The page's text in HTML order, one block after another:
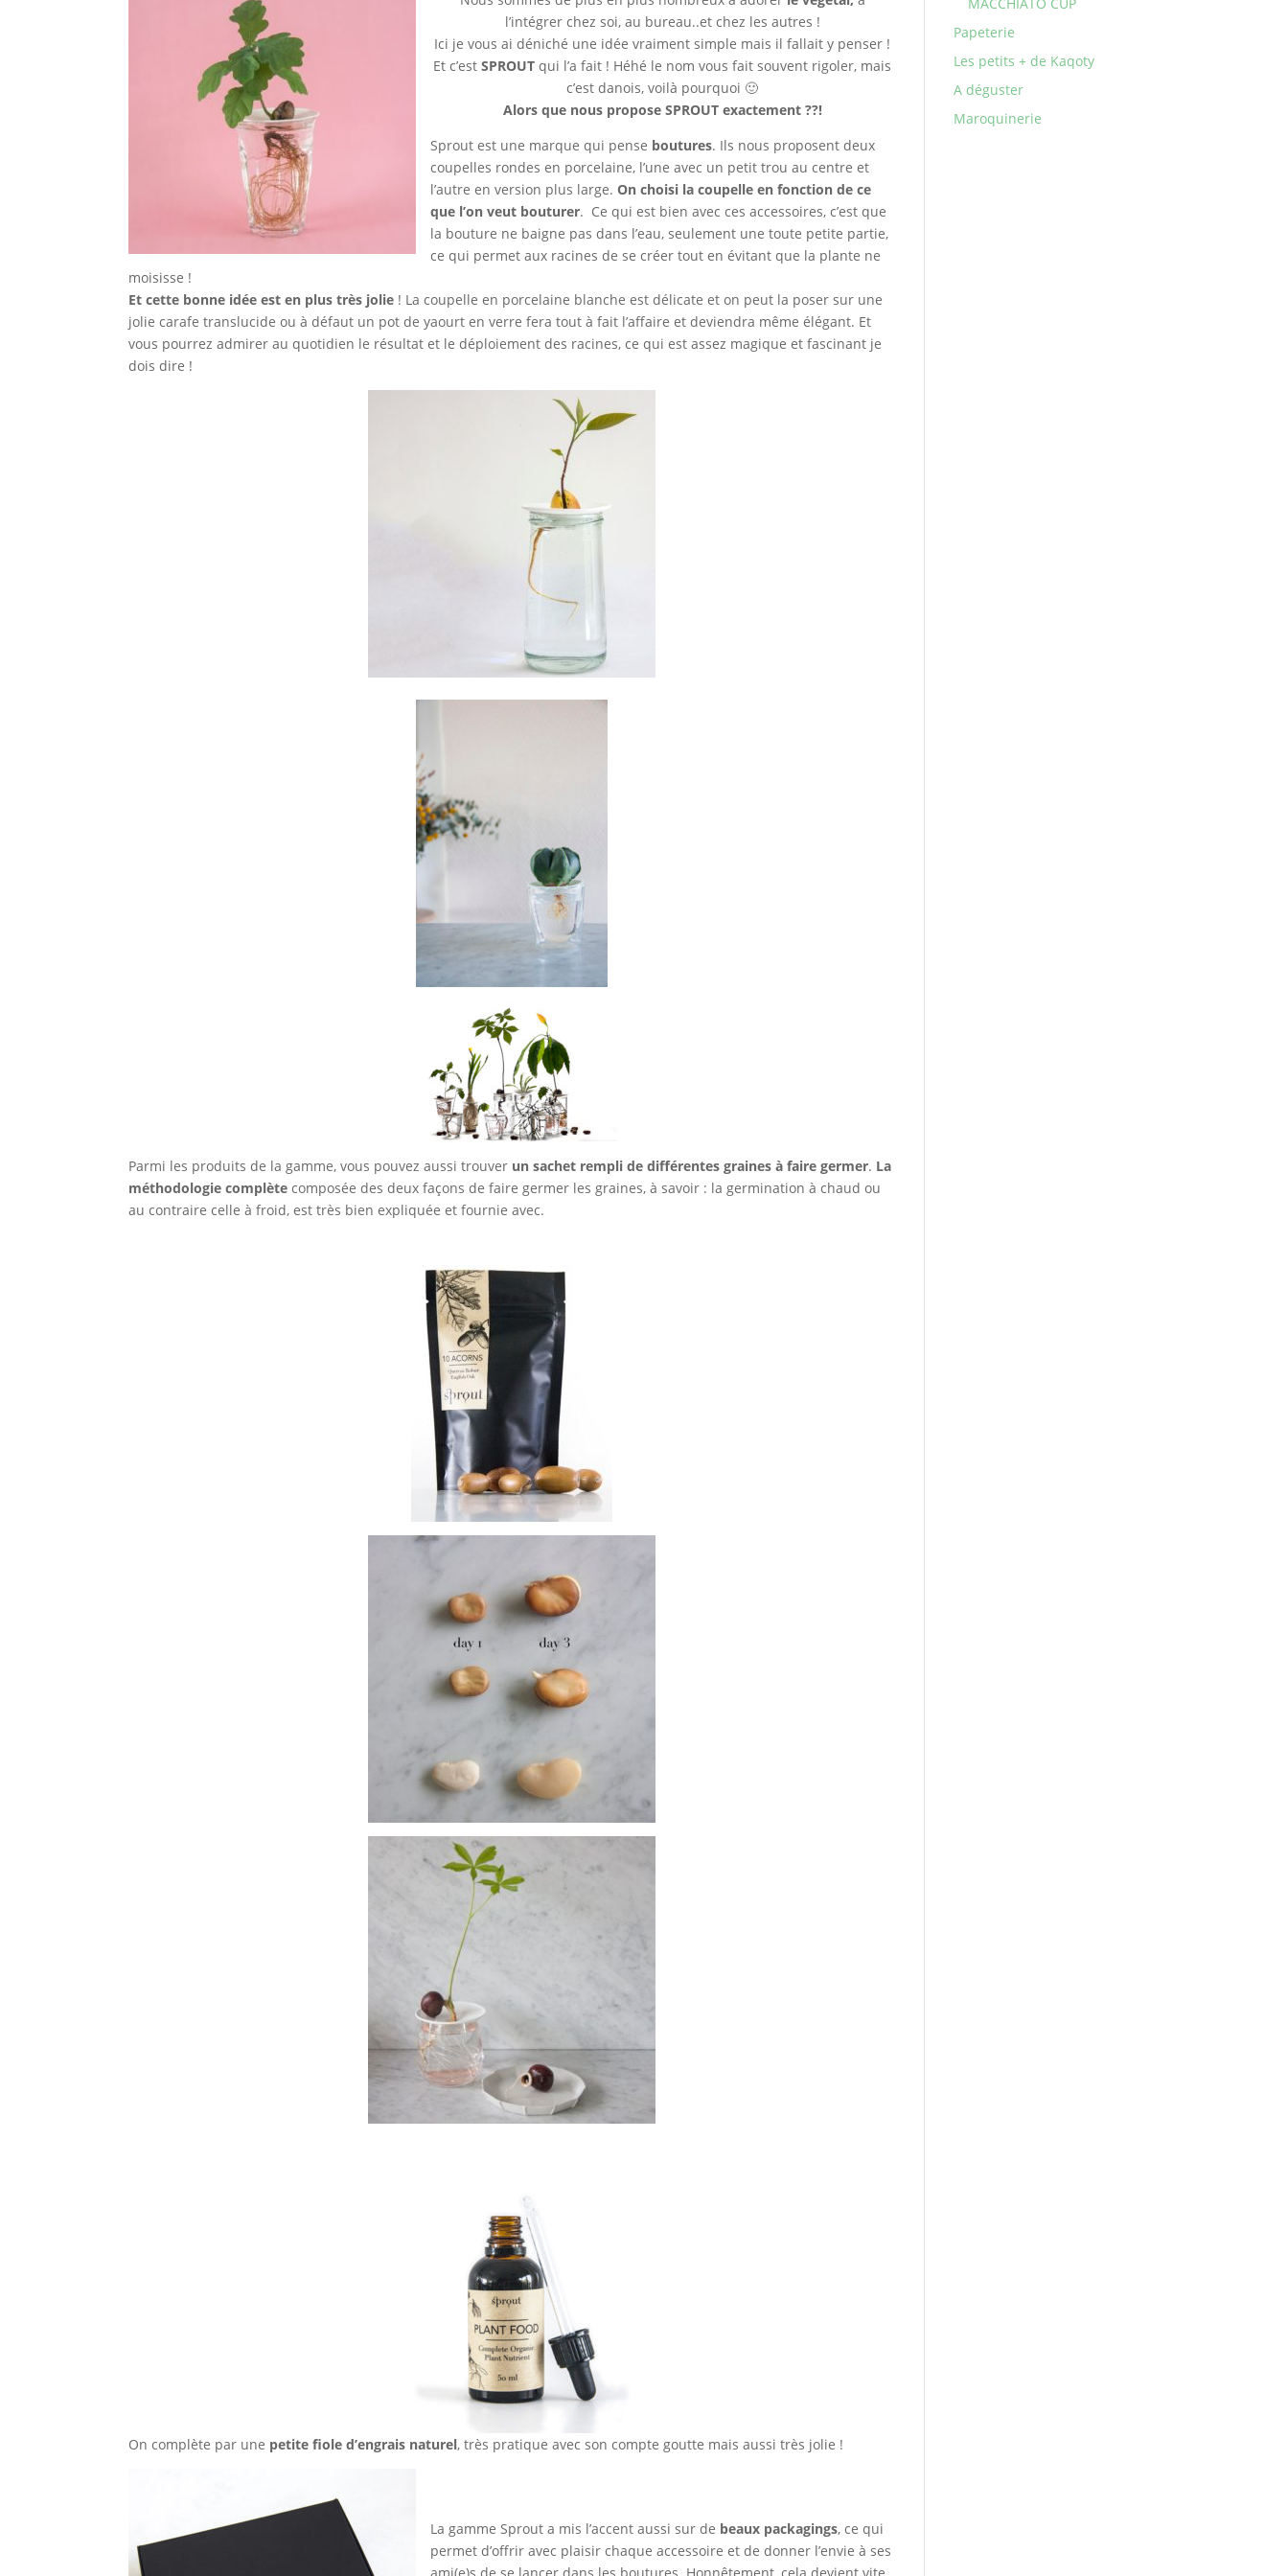
l’intégrer chez soi, au bureau..et chez les autres !
Ici je vous ai déniché une idée vraiment simple mais il fallait y penser !
Et c’estSPROUT qui l’a fait ! Héhé le nom vous fait souvent rigoler, mais
c’est danois, voilà pourquoi 🙂
Alors que nous propose SPROUT exactement ??!
Sprout est une marque qui pense boutures. Ils nous proposent deux
coupelles rondes en porcelaine, l’une avec un petit trou au centre et
l’autre en version plus large.On choisi la coupelle en fonction de ce
que l’on veut bouturer. Ce qui est bien avec ces accessoires, c’est que
la bouture ne baigne pas dans l’eau, seulement une toute petite partie,
ce qui permet aux racines de se créer tout en évitant que la plante ne
moisisse !
Et cette bonne idée est en plus très jolie ! La coupelle en porcelaine blanche est délicate et on peut la poser sur une
jolie carafe translucide ou à défaut un pot de yaourt en verre fera tout à fait l’affaire et deviendra même élégant. Et
vous pourrez admirer au quotidien le résultat et le déploiement des racines, ce qui est assez magique et fascinant je
dois dire !
Parmi les produits de la gamme, vous pouvez aussi trouver un sachet rempli de différentes graines à faire germer. La
méthodologie complète composée des deux façons de faire germer les graines, à savoir : la germination à chaud ou
au contraire celle à froid, est très bien expliquée et fournie avec.
On complète par une petite fiole d’engrais naturel, très pratique avec son compte goutte mais aussi très jolie !
La gamme Sprout a mis l’accent aussi sur de beaux packagings, ce qui
permet d’offrir avec plaisir chaque accessoire et de donner l’envie à ses
Papeterie
Les petits + de Kaqoty
A déguster
Maroquinerie